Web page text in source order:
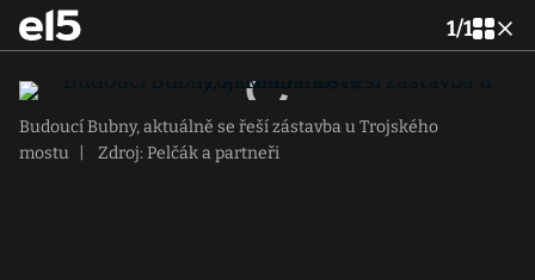
1/1
Budoucí Bubny, aktuálně se řeší zástavba u Trojského
mostu
Zdroj: Pelčák a partneři